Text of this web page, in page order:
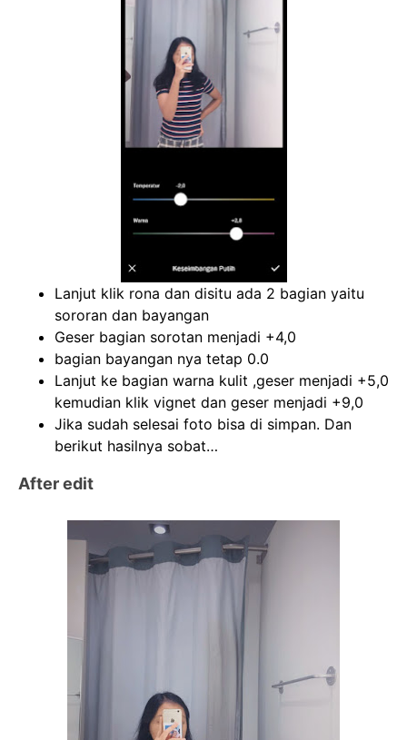
Lanjut klik rona dan disitu ada 2 bagian yaitu
sororan dan bayangan
Geser bagian sorotan menjadi +4,0
bagian bayangan nya tetap 0.0
Lanjut ke bagian warna kulit ,geser menjadi +5,0
kemudian klik vignet dan geser menjadi +9,0
Jika sudah selesai foto bisa di simpan. Dan
berikut hasilnya sobat…
After edit